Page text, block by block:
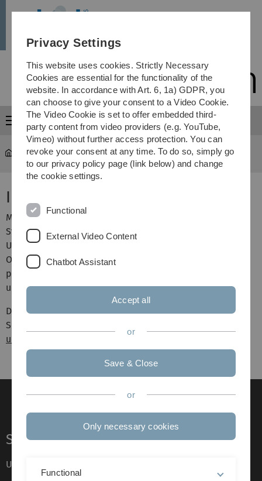
Skip
Skip
Skip
Skip
AKIK
Menu
AKIK ... Informationen für Unternehmen
Informationen für Firmen
Möchten Sie gemeinsam mit uns eine Exkursion für
Studierende organisieren und Einblicke in Ihr
Unternehmen geben?
Oder verfügen Sie über spannende Fachvorträge und
praxisnahe Themen, die unsere Studierenden begeistern
und fachlich bereichern können?
Dann freuen wir uns sehr auf Ihre Kontaktaufnahme.
Schreiben Sie uns einfach eine E-Mail an:
ulm.de
Service
Ulm University glossary
Privacy Settings
This website uses cookies. Strictly Necessary
Cookies are essential for the functionality of the
website. In accordance with Art. 6, 1a) GDPR, you
can choose to give your consent to a Video Cookie.
The Video Cookie is set to offer embedded third-
party content from video providers (e.g. YouTube,
Vimeo) without further access protection. You can
revoke your consent at any time. To do so, simply go
to our privacy policy page (link below) and change
the cookie settings.
Functional
External Video Content
Chatbot Assistant
Accept all
or
Save & Close
or
Only necessary cookies
Functional